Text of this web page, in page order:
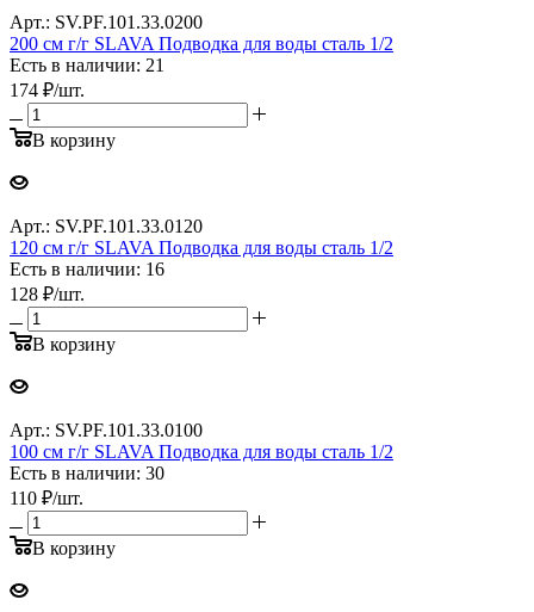
Арт.: SV.PF.101.33.0200
200 см г/г SLAVA Подводка для воды сталь 1/2
Есть в наличии: 21
174 ₽/шт.
В корзину
Арт.: SV.PF.101.33.0120
120 см г/г SLAVA Подводка для воды сталь 1/2
Есть в наличии: 16
128 ₽/шт.
В корзину
Арт.: SV.PF.101.33.0100
100 см г/г SLAVA Подводка для воды сталь 1/2
Есть в наличии: 30
110 ₽/шт.
В корзину